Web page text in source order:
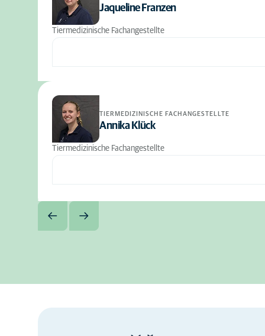
Jaqueline Franzen
Tiermedizinische Fachangestellte
TIERMEDIZINISCHE FACHANGESTELLTE
Annika Klück
Tiermedizinische Fachangestellte